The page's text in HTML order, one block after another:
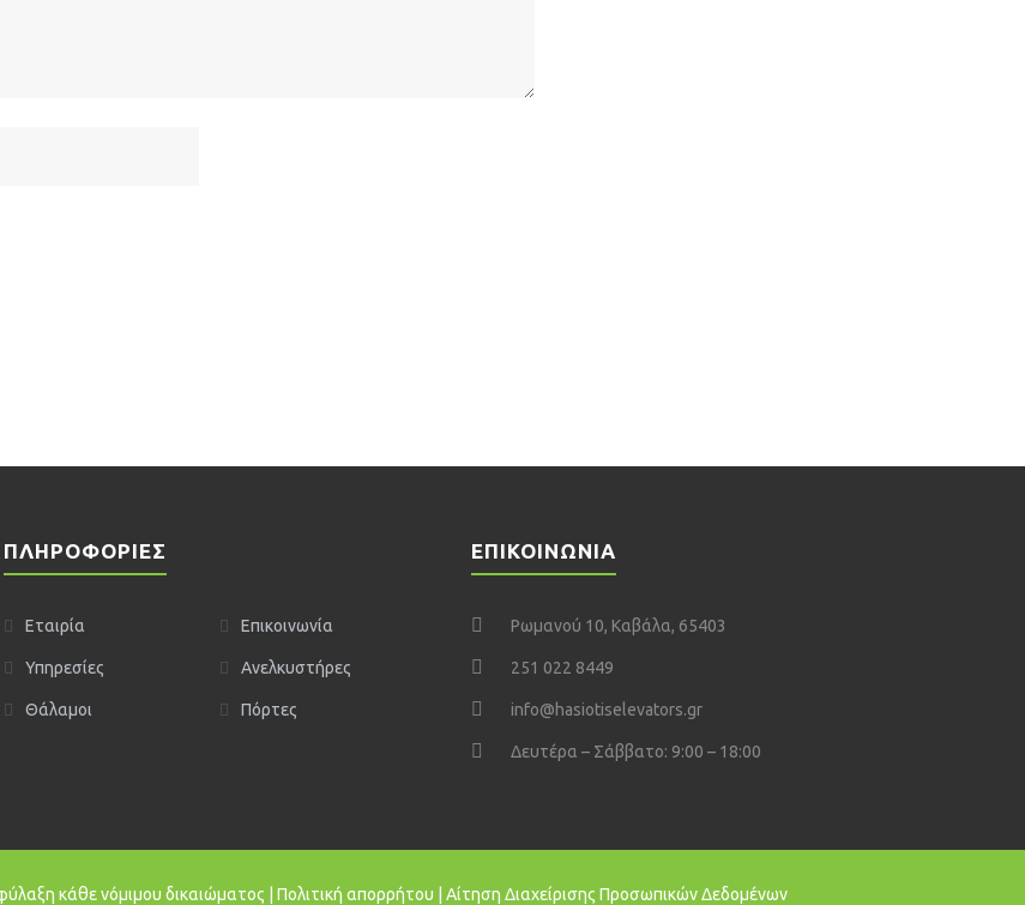
ΠΛΗΡΟΦΌΡΙΕΣ
Εταιρία Επικοινωνία
Υπηρεσίες Ανελκυστήρες
Θάλαμοι Πόρτες
ΕΠΙΚΟΙΝΩΝΙΑ
Ρωμανού 10, Καβάλα, 65403
251 022 8449
info@hasiotiselevators.gr
Δευτέρα – Σάββατο: 9:00 – 18:00
κάθε νόμιμου δικαιώματος | Πολιτική απορρήτου Αίτηση Διαχείρισης Προσωπικών Δεδομένων